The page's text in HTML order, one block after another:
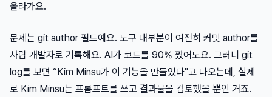
올라가요.
문제는 git author 필드예요. 도구 대부분이 여전히 커밋 author를
사람 개발자로 기록해요. AI가 코드를 90% 짰어도요. 그러니 git
log를 보면 “Kim Minsu가 이 기능을 만들었다"고 나오는데, 실제
로 Kim Minsu는 프롬프트를 쓰고 결과물을 검토했을 뿐인 거죠.